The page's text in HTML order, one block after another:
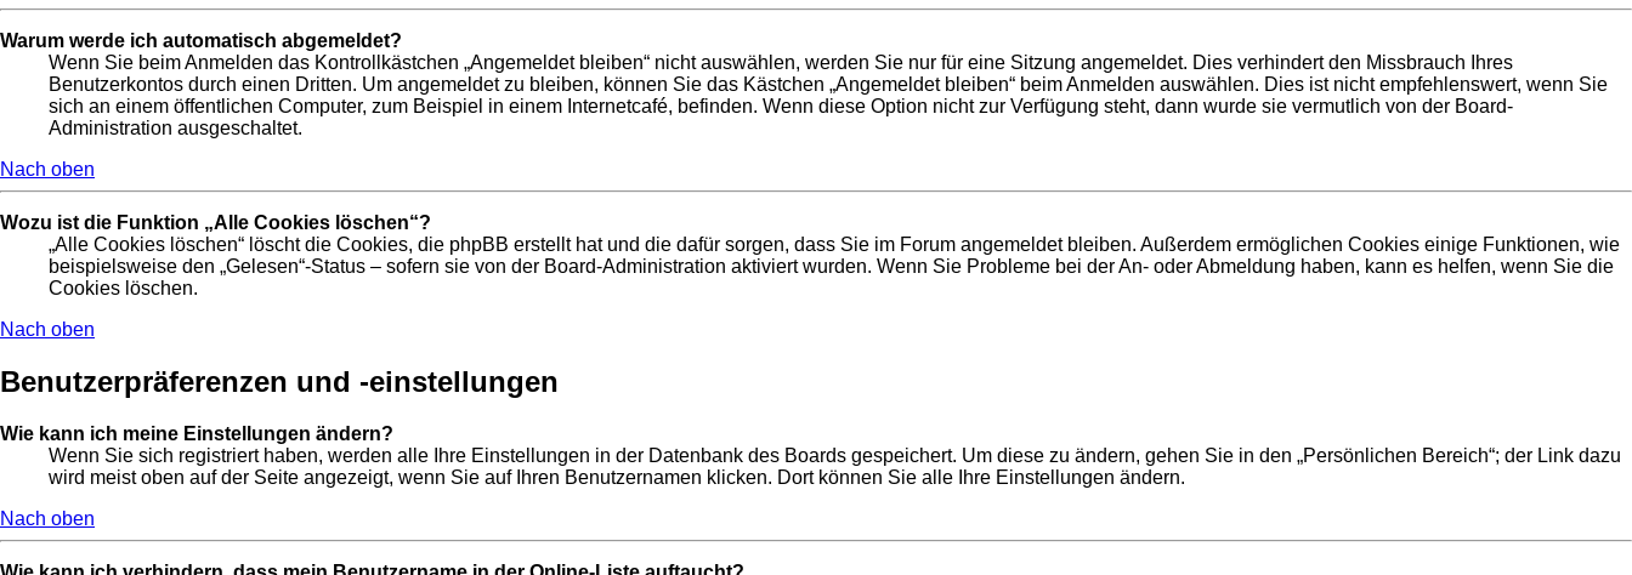
Warum werde ich automatisch abgemeldet?
Wenn Sie beim Anmelden das Kontrollkästchen „Angemeldet bleiben“ nicht auswählen, werden Sie nur für eine Sitzung angemeldet. Dies verhindert den Missbrauch Ihres
Benutzerkontos durch einen Dritten. Um angemeldet zu bleiben, können Sie das Kästchen „Angemeldet bleiben“ beim Anmelden auswählen. Dies ist nicht empfehlenswert, wenn Sie
sich an einem öffentlichen Computer, zum Beispiel in einem Internetcafé, befinden. Wenn diese Option nicht zur Verfügung steht, dann wurde sie vermutlich von der Board-
Administration ausgeschaltet.
Nach oben
Wozu ist die Funktion „Alle Cookies löschen“?
„Alle Cookies löschen“ löscht die Cookies, die phpBB erstellt hat und die dafür sorgen, dass Sie im Forum angemeldet bleiben. Außerdem ermöglichen Cookies einige Funktionen, wie
beispielsweise den „Gelesen“-Status – sofern sie von der Board-Administration aktiviert wurden. Wenn Sie Probleme bei der An- oder Abmeldung haben, kann es helfen, wenn Sie die
Cookies löschen.
Nach oben
Benutzerpräferenzen und -einstellungen
Wie kann ich meine Einstellungen ändern?
Wenn Sie sich registriert haben, werden alle Ihre Einstellungen in der Datenbank des Boards gespeichert. Um diese zu ändern, gehen Sie in den „Persönlichen Bereich“; der Link dazu
wird meist oben auf der Seite angezeigt, wenn Sie auf Ihren Benutzernamen klicken. Dort können Sie alle Ihre Einstellungen ändern.
Nach oben